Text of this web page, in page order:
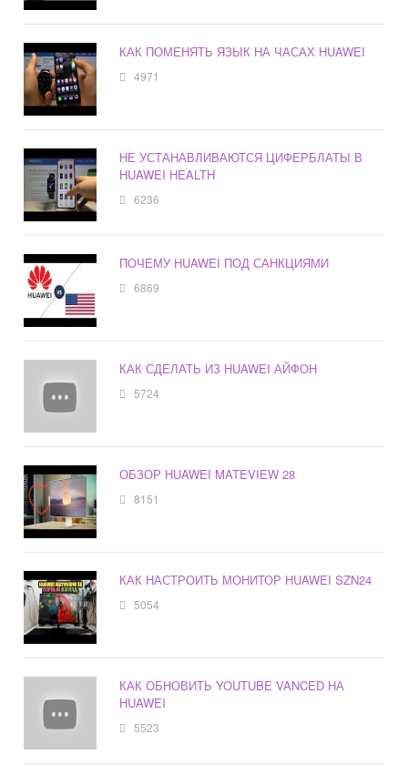
КАК ПОМЕНЯТЬ ЯЗЫК НА ЧАСАХ HUAWEI
4971
НЕ УСТАНАВЛИВАЮТСЯ ЦИФЕРБЛАТЫ В
HUAWEI HEALTH
6236
ПОЧЕМУ HUAWEI ПОД САНКЦИЯМИ
6869
КАК СДЕЛАТЬ ИЗ HUAWEI АЙФОН
5724
ОБЗОР HUAWEI MATEVIEW 28
8151
КАК НАСТРОИТЬ МОНИТОР HUAWEI SZN24
5054
КАК ОБНОВИТЬ YOUTUBE VANCED НА
HUAWEI
5523